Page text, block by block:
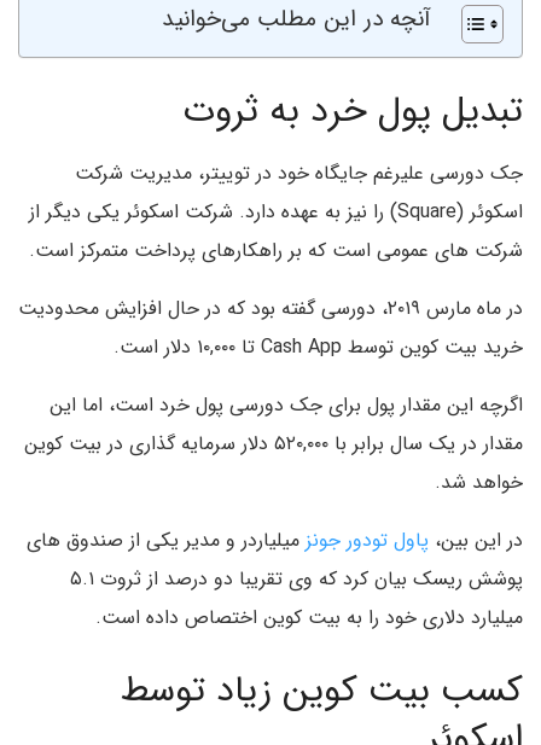
آنچه در این مطلب می‌خوانید
تبدیل پول خرد به ثروت
جک دورسی علیرغم جایگاه خود در توییتر، مدیریت شرکت
اسکوئر (Square) را نیز به عهده دارد. شرکت اسکوئر یکی دیگر از
شرکت های عمومی است که بر راهکارهای پرداخت متمرکز است.
در ماه مارس ۲۰۱۹، دورسی گفته بود که در حال افزایش محدودیت
خرید بیت کوین توسط Cash App تا ۱۰,۰۰۰ دلار است.
اگرچه این مقدار پول برای جک دورسی پول خرد است، اما این
مقدار در یک سال برابر با ۵۲۰,۰۰۰ دلار سرمایه گذاری در بیت کوین
خواهد شد.
در این بین، پاول تودور جونز میلیاردر و مدیر یکی از صندوق های
پوشش ریسک بیان کرد که وی تقریبا دو درصد از ثروت ۵.۱
میلیارد دلاری خود را به بیت کوین اختصاص داده است.
کسب بیت کوین زیاد توسط